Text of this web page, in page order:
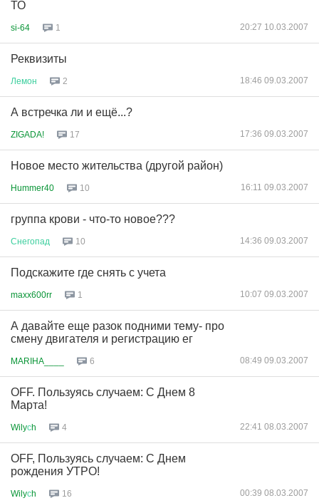
ТО
si-64 1 20:27 10.03.2007
Реквизиты
Лемон 2 18:46 09.03.2007
А встречка ли и ещё...?
ZIGADA! 17 17:36 09.03.2007
Новое место жительства (другой район)
Hummer40 10 16:11 09.03.2007
группа крови - что-то новое???
Снегопад 10 14:36 09.03.2007
Подскажите где снять с учета
maxx600rr 1 10:07 09.03.2007
А давайте еще разок подними тему- про
смену двигателя и регистрацию ег
MARIHA____ 6 08:49 09.03.2007
OFF. Пользуясь случаем: С Днем 8
Марта!
Wilyсh 4 22:41 08.03.2007
OFF, Пользуясь случаем: С Днем
рождения УТРО!
Wilyсh 16 00:39 08.03.2007